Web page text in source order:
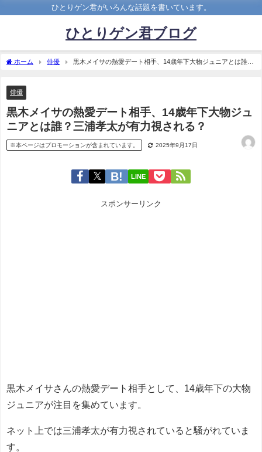
ひとりゲン君がいろんな話題を書いています。
ひとりゲン君ブログ
ホーム 俳優
黒木メイサの熱愛デート相手、14歳年下大物ジュニアとは誰？
俳優
黒木メイサの熱愛デート相手、14歳年下大物ジュ
ニアとは誰？三浦孝太が有力視される？
※本ページはプロモーションが含まれています。 2025年9月17日
LINE
スポンサーリンク
黒木メイサさんの熱愛デート相手として、14歳年下の大物
ジュニアが注目を集めています。
ネット上では三浦孝太が有力視されていると騒がれていま
す。